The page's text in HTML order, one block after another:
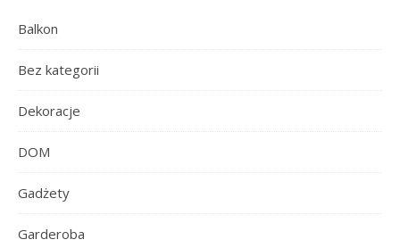
Balkon
Bez kategorii
Dekoracje
DOM
Gadżety
Garderoba